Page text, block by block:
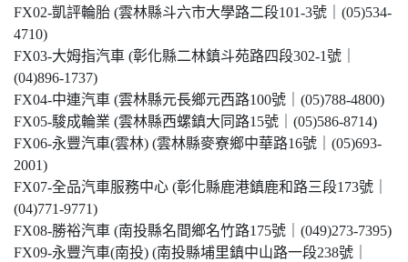
FX02-凱評輪胎 (雲林縣斗六市大學路二段101-3號｜(05)534-
4710)
FX03-大姆指汽車 (彰化縣二林鎮斗苑路四段302-1號｜
(04)896-1737)
FX04-中連汽車 (雲林縣元長鄉元西路100號｜(05)788-4800)
FX05-駿成輪業 (雲林縣西螺鎮大同路15號｜(05)586-8714)
FX06-永豐汽車(雲林) (雲林縣麥寮鄉中華路16號｜(05)693-
2001)
FX07-全品汽車服務中心 (彰化縣鹿港鎮鹿和路三段173號｜
(04)771-9771)
FX08-勝裕汽車 (南投縣名間鄉名竹路175號｜(049)273-7395)
FX09-永豐汽車(南投) (南投縣埔里鎮中山路一段238號｜